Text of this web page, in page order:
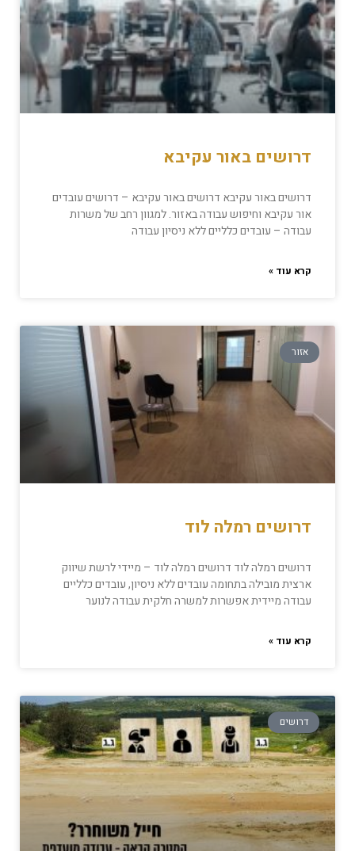
דרושים באור עקיבא
דרושים באור עקיבא דרושים באור עקיבא – דרושים עובדים
אור עקיבא וחיפוש עבודה באזור. למגוון רחב של משרות
עבודה – עובדים כלליים ללא ניסיון עבודה
קרא עוד »
אזור
דרושים רמלה לוד
דרושים רמלה לוד דרושים רמלה לוד – מיידי לרשת שיווק
ארצית מובילה בתחומה עובדים ללא ניסיון, עובדים כלליים
עבודה מיידית אפשרות למשרה חלקית עבודה לנוער
קרא עוד »
דרושים